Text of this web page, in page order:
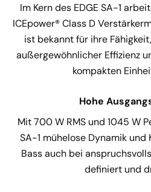
Im Kern des EDGE SA-1
ICEpower® Class D
ist bekannt für ihre
außergewöhnlicher Effizienz
kompakten
Hohe
Mit 700 W RMS und 1045 W
SA-1 mühelose Dynamik
Bass auch bei
definiert und